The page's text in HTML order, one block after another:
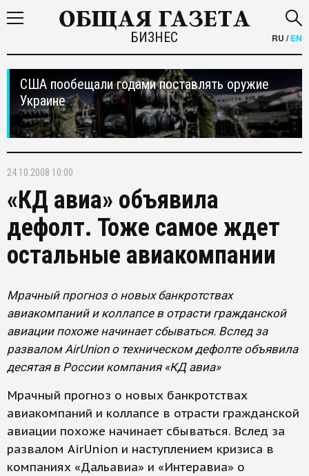
БИЗНЕС RU /EN
США пообещали годами поставлять оружие
Украине
24.10.2008 10:00
«КД авиа» объявила
дефолт. Тоже самое ждет
остальные авиакомпании
Мрачный прогноз о новых банкротствах
авиакомпаний и коллапсе в отрасти гражданской
авиации похоже начинает сбываться. Вслед за
развалом AirUnion о техническом дефолте объявила
десятая в России компания «КД авиа»
Мрачный прогноз о новых банкротствах
авиакомпаний и коллапсе в отрасти гражданской
авиации похоже начинает сбываться. Вслед за
развалом AirUnion и наступлением кризиса в
компаниях «Дальавиа» и «Интеравиа» о